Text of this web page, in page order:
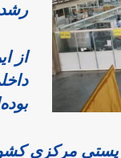
بوده‌اند.